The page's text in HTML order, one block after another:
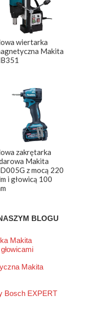
wiertarka
Makita
zakrętarka
Makita
z mocą 220
i głowicą 100
BLOGU
Makita
Makita
Bosch EXPERT